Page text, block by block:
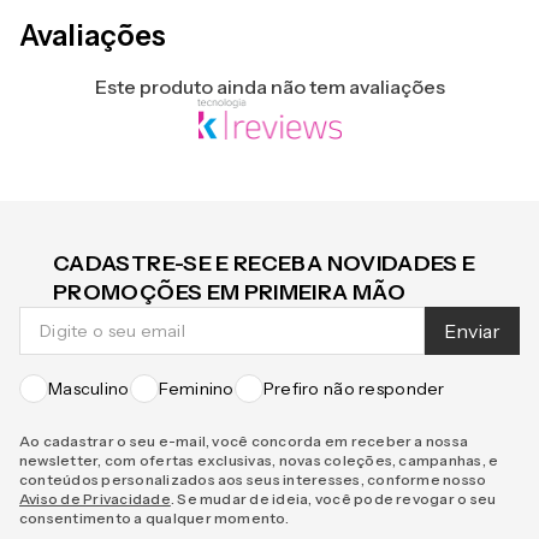
Avaliações
Este produto ainda não tem avaliações
CADASTRE-SE E RECEBA NOVIDADES E
PROMOÇÕES EM PRIMEIRA MÃO
Enviar
Masculino Feminino Prefiro não responder
Ao cadastrar o seu e-mail, você concorda em receber a nossa
newsletter, com ofertas exclusivas, novas coleções, campanhas, e
conteúdos personalizados aos seus interesses, conforme nosso
Aviso de Privacidade . Se mudar de ideia, você pode revogar o seu
consentimento a qualquer momento.